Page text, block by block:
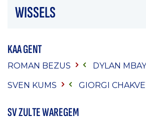
WISSELS
KAA GENT
ROMAN BEZUS DYLAN
SVEN KUMS GIORGI
SV ZULTE WAREGEM